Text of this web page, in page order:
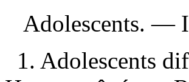
Adolescents. —
1. Adolescents